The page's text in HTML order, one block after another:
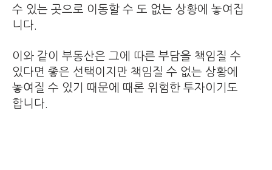
수 있는 곳으로 이동할 수 도 없는 상황에 놓여집
니다.
이와 같이 부동산은 그에 따른 부담을 책임질 수
있다면 좋은 선택이지만 책임질 수 없는 상황에
놓여질 수 있기 때문에 때론 위험한 투자이기도
합니다.